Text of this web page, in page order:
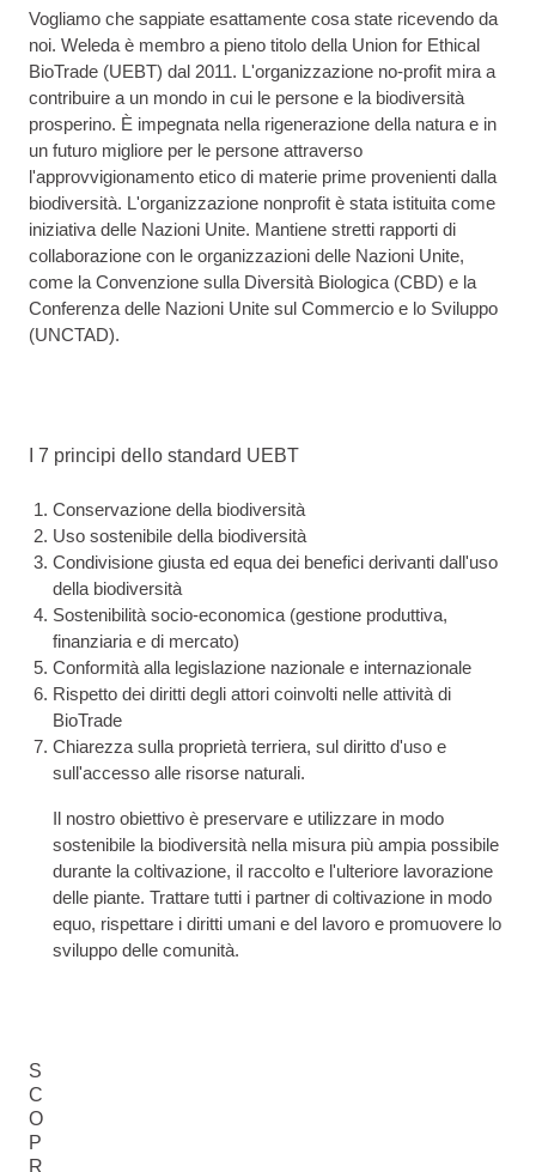
Vogliamo che sappiate esattamente cosa state ricevendo da
noi. Weleda è membro a pieno titolo della Union for Ethical
BioTrade (UEBT) dal 2011. L'organizzazione no-profit mira a
contribuire a un mondo in cui le persone e la biodiversità
prosperino. È impegnata nella rigenerazione della natura e in
un futuro migliore per le persone attraverso
l'approvvigionamento etico di materie prime provenienti dalla
biodiversità. L'organizzazione nonprofit è stata istituita come
iniziativa delle Nazioni Unite. Mantiene stretti rapporti di
collaborazione con le organizzazioni delle Nazioni Unite,
come la Convenzione sulla Diversità Biologica (CBD) e la
Conferenza delle Nazioni Unite sul Commercio e lo Sviluppo
(UNCTAD).
I 7 principi dello standard UEBT
Conservazione della biodiversità
Uso sostenibile della biodiversità
Condivisione giusta ed equa dei benefici derivanti dall'uso
della biodiversità
Sostenibilità socio-economica (gestione produttiva,
finanziaria e di mercato)
Conformità alla legislazione nazionale e internazionale
Rispetto dei diritti degli attori coinvolti nelle attività di
BioTrade
Chiarezza sulla proprietà terriera, sul diritto d'uso e
sull'accesso alle risorse naturali.
Il nostro obiettivo è preservare e utilizzare in modo
sostenibile la biodiversità nella misura più ampia possibile
durante la coltivazione, il raccolto e l'ulteriore lavorazione
delle piante. Trattare tutti i partner di coltivazione in modo
equo, rispettare i diritti umani e del lavoro e promuovere lo
sviluppo delle comunità.
S
C
O
P
R